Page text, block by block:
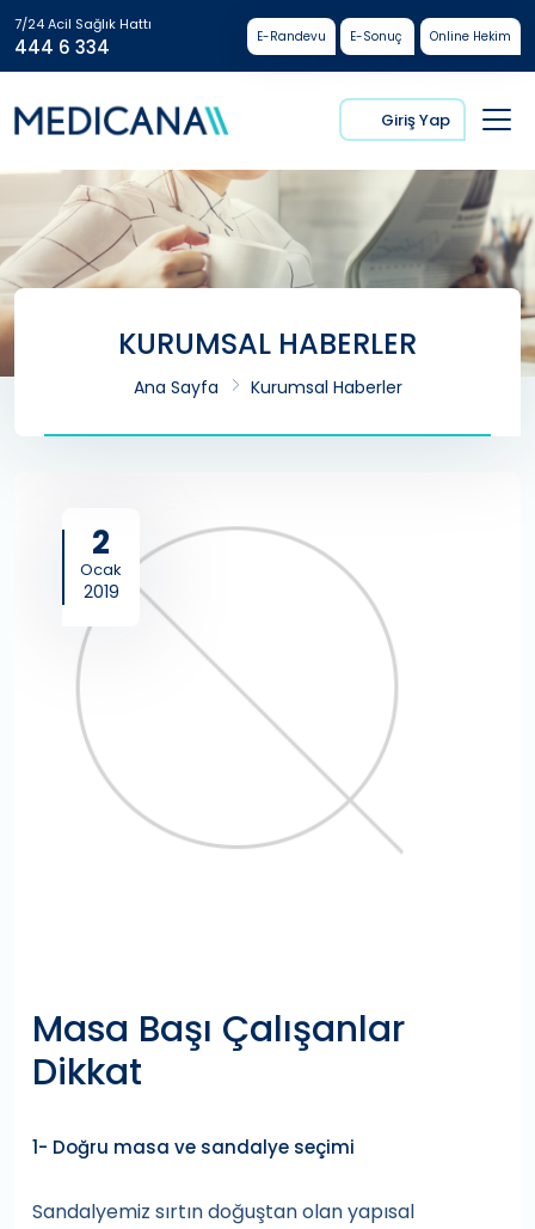
7/24 Acil Sağlık Hattı
444 6 334 E-Randevu E-Sonuç Online Hekim
Giriş Yap
KURUMSAL HABERLER
Ana Sayfa Kurumsal Haberler
2
Ocak
2019
Masa Başı Çalışanlar
Dikkat
1- Doğru masa ve sandalye seçimi
Sandalyemiz sırtın doğuştan olan yapısal